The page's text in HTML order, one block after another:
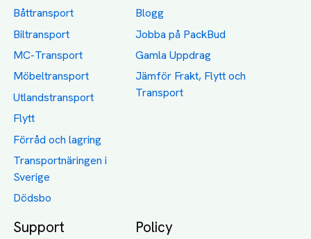
Båttransport
Biltransport
MC-Transport
Möbeltransport
Utlandstransport
Flytt
Förråd och lagring
Transportnäringen i
Sverige
Dödsbo
Blogg
Jobba på PackBud
Gamla Uppdrag
Jämför Frakt, Flytt och
Transport
Support Policy